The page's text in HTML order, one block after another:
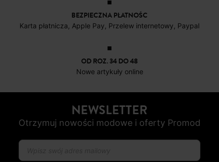
BEZPIECZNA PŁATNOŚC
Karta płatnicza, Apple Pay, Przelew internetowy, Paypal
OD ROZ. 34 DO 48
Nowe artykuły online
NEWSLETTER
Otrzymuj nowości modowe i oferty Promod